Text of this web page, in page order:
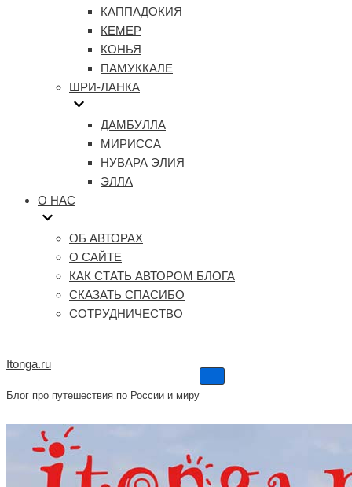
КАППАДОКИЯ
КЕМЕР
КОНЬЯ
ПАМУККАЛЕ
ШРИ-ЛАНКА
ДАМБУЛЛА
МИРИССА
НУВАРА ЭЛИЯ
ЭЛЛА
О НАС
ОБ АВТОРАХ
О САЙТЕ
КАК СТАТЬ АВТОРОМ БЛОГА
СКАЗАТЬ СПАСИБО
СОТРУДНИЧЕСТВО
Itonga.ru
Блог про путешествия по России и миру
Меню